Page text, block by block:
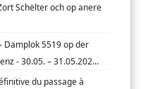
Schëlter och op anere
Damplok 5519 op der
- 30.05. – 31.05.202...
du passage à